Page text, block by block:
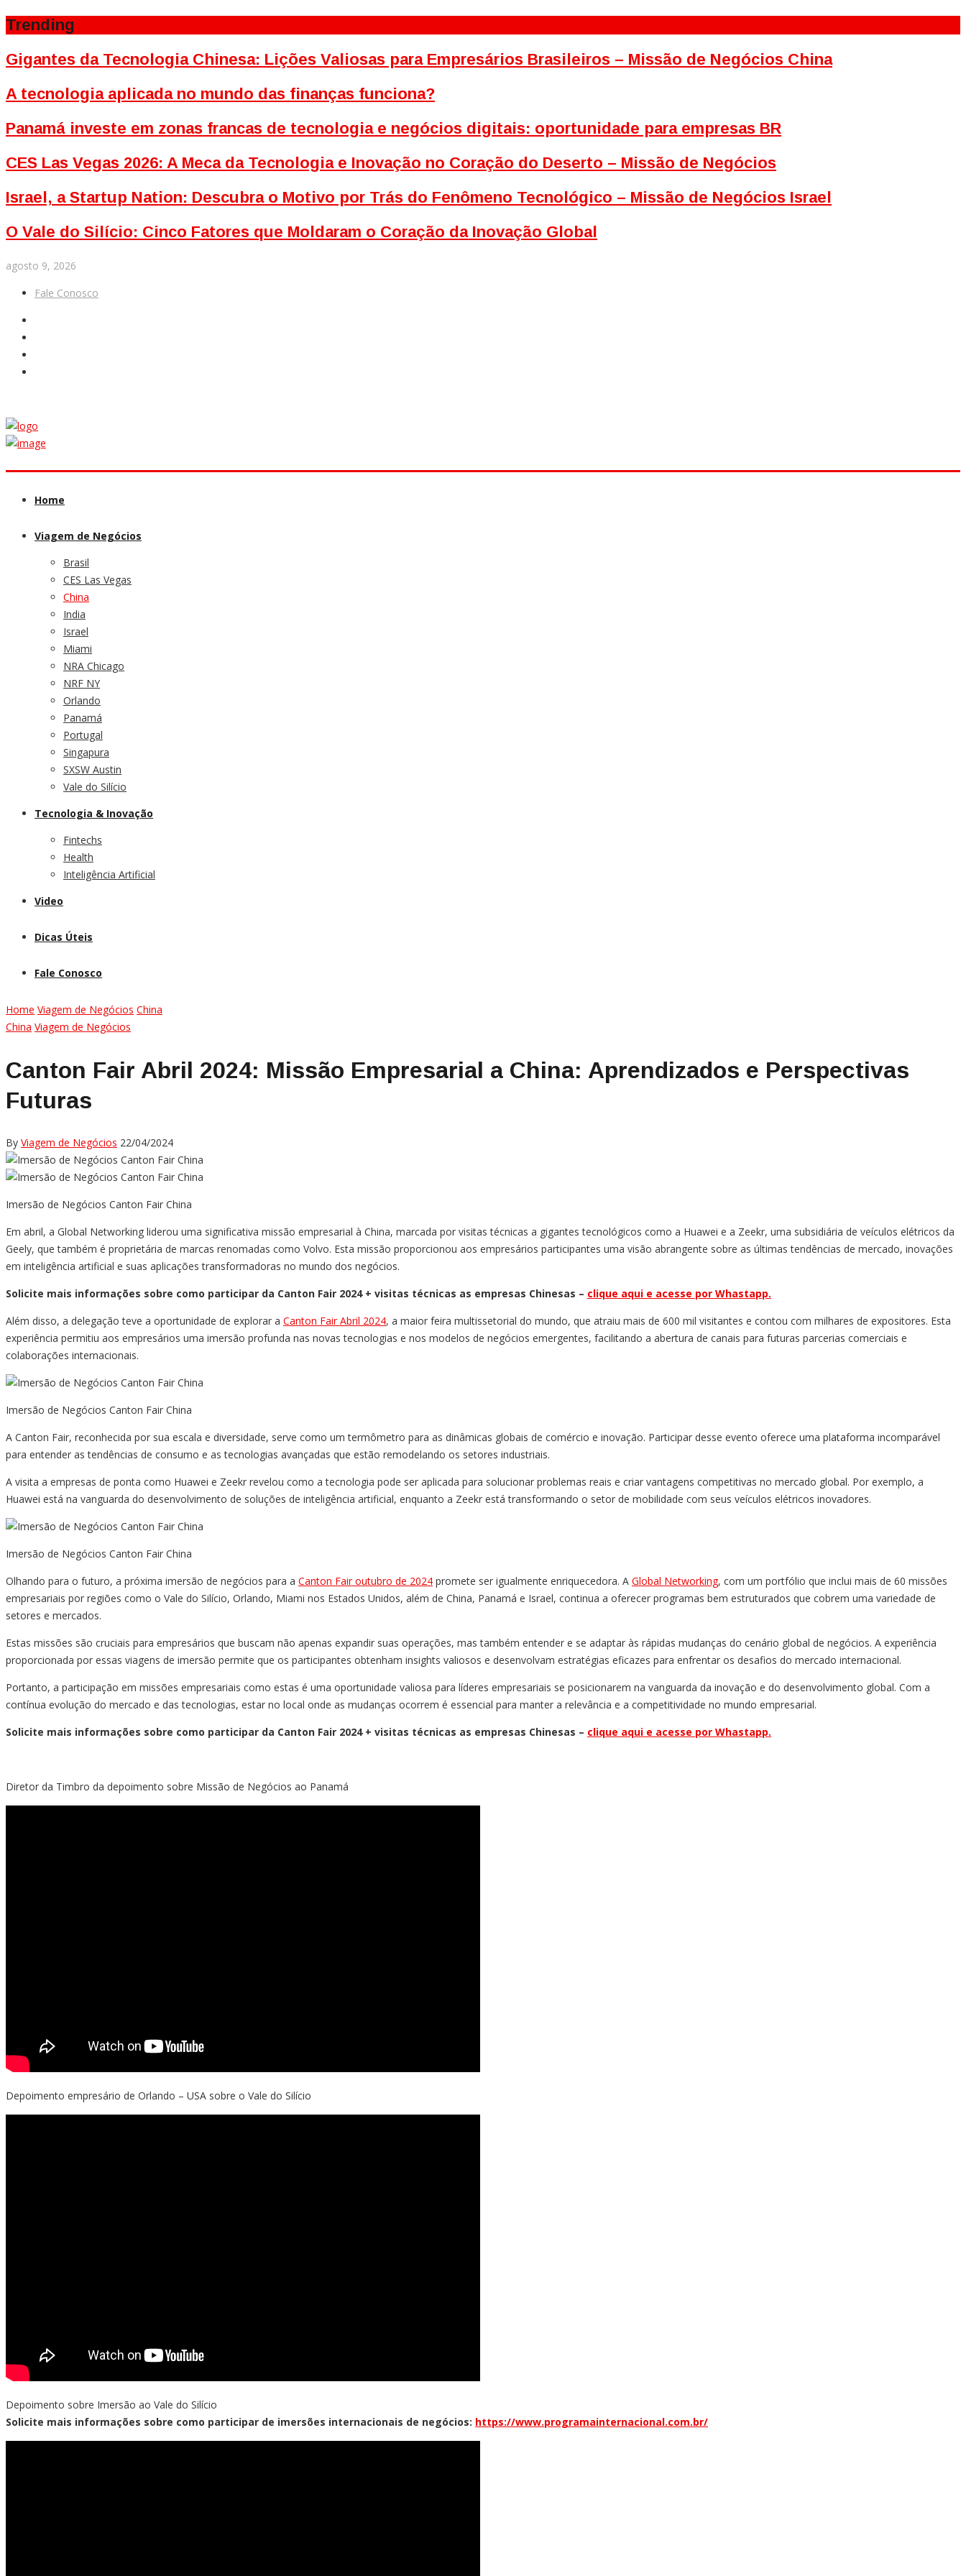
Trending
Gigantes da Tecnologia Chinesa: Lições Valiosas para Empresários Brasileiros – Missão de Negócios China
A tecnologia aplicada no mundo das finanças funciona?
Panamá investe em zonas francas de tecnologia e negócios digitais: oportunidade para empresas BR
CES Las Vegas 2026: A Meca da Tecnologia e Inovação no Coração do Deserto – Missão de Negócios
Israel, a Startup Nation: Descubra o Motivo por Trás do Fenômeno Tecnológico – Missão de Negócios Israel
O Vale do Silício: Cinco Fatores que Moldaram o Coração da Inovação Global
agosto 9, 2026
Fale Conosco
Home
Viagem de Negócios
Brasil
CES Las Vegas
China
India
Israel
Miami
NRA Chicago
NRF NY
Orlando
Panamá
Portugal
Singapura
SXSW Austin
Vale do Silício
Tecnologia & Inovação
Fintechs
Health
Inteligência Artificial
Video
Dicas Úteis
Fale Conosco
Home Viagem de Negócios China
China Viagem de Negócios
Canton Fair Abril 2024: Missão Empresarial a China: Aprendizados e Perspectivas
Futuras
By Viagem de Negócios 22/04/2024
Imersão de Negócios Canton Fair China
Em abril, a Global Networking liderou uma significativa missão empresarial à China, marcada por visitas técnicas a gigantes tecnológicos como a Huawei e a Zeekr, uma subsidiária de veículos elétricos da
Geely, que também é proprietária de marcas renomadas como Volvo. Esta missão proporcionou aos empresários participantes uma visão abrangente sobre as últimas tendências de mercado, inovações
em inteligência artificial e suas aplicações transformadoras no mundo dos negócios.
Solicite mais informações sobre como participar da Canton Fair 2024 + visitas técnicas as empresas Chinesas – clique aqui e acesse por Whastapp.
Além disso, a delegação teve a oportunidade de explorar a Canton Fair Abril 2024, a maior feira multissetorial do mundo, que atraiu mais de 600 mil visitantes e contou com milhares de expositores. Esta
experiência permitiu aos empresários uma imersão profunda nas novas tecnologias e nos modelos de negócios emergentes, facilitando a abertura de canais para futuras parcerias comerciais e
colaborações internacionais.
Imersão de Negócios Canton Fair China
A Canton Fair, reconhecida por sua escala e diversidade, serve como um termômetro para as dinâmicas globais de comércio e inovação. Participar desse evento oferece uma plataforma incomparável
para entender as tendências de consumo e as tecnologias avançadas que estão remodelando os setores industriais.
A visita a empresas de ponta como Huawei e Zeekr revelou como a tecnologia pode ser aplicada para solucionar problemas reais e criar vantagens competitivas no mercado global. Por exemplo, a
Huawei está na vanguarda do desenvolvimento de soluções de inteligência artificial, enquanto a Zeekr está transformando o setor de mobilidade com seus veículos elétricos inovadores.
Imersão de Negócios Canton Fair China
Olhando para o futuro, a próxima imersão de negócios para a Canton Fair outubro de 2024 promete ser igualmente enriquecedora. A Global Networking, com um portfólio que inclui mais de 60 missões
empresariais por regiões como o Vale do Silício, Orlando, Miami nos Estados Unidos, além de China, Panamá e Israel, continua a oferecer programas bem estruturados que cobrem uma variedade de
setores e mercados.
Estas missões são cruciais para empresários que buscam não apenas expandir suas operações, mas também entender e se adaptar às rápidas mudanças do cenário global de negócios. A experiência
proporcionada por essas viagens de imersão permite que os participantes obtenham insights valiosos e desenvolvam estratégias eficazes para enfrentar os desafios do mercado internacional.
Portanto, a participação em missões empresariais como estas é uma oportunidade valiosa para líderes empresariais se posicionarem na vanguarda da inovação e do desenvolvimento global. Com a
contínua evolução do mercado e das tecnologias, estar no local onde as mudanças ocorrem é essencial para manter a relevância e a competitividade no mundo empresarial.
Solicite mais informações sobre como participar da Canton Fair 2024 + visitas técnicas as empresas Chinesas – clique aqui e acesse por Whastapp.
Diretor da Timbro da depoimento sobre Missão de Negócios ao Panamá
Depoimento empresário de Orlando – USA sobre o Vale do Silício
Depoimento sobre Imersão ao Vale do Silício
Solicite mais informações sobre como participar de imersões internacionais de negócios: https://www.programainternacional.com.br/